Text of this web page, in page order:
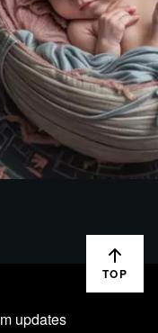
TOP
updates